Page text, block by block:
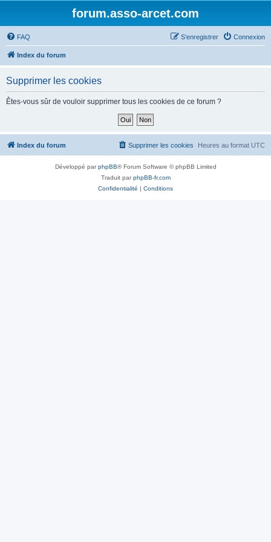
forum.asso-arcet.com
FAQ Connexion
S’enregistrer
Index du forum
Supprimer les cookies
Êtes-vous sûr de vouloir supprimer tous les cookies de ce forum ?
Index du forum Heures au format UTC
Supprimer les cookies
Développé parphpBB® Forum Software © phpBB Limited
Traduit parphpBB-fr.com
Confidentialité | Conditions